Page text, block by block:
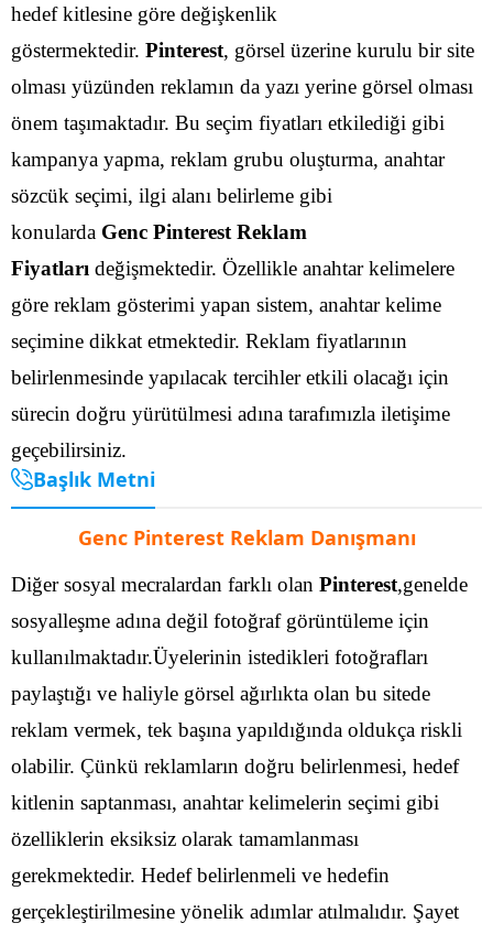
hedef kitlesine göre değişkenlik
göstermektedir. Pinterest, görsel üzerine kurulu bir site
olması yüzünden reklamın da yazı yerine görsel olması
önem taşımaktadır. Bu seçim fiyatları etkilediği gibi
kampanya yapma, reklam grubu oluşturma, anahtar
sözcük seçimi, ilgi alanı belirleme gibi
konularda Genc Pinterest Reklam
Fiyatları değişmektedir. Özellikle anahtar kelimelere
göre reklam gösterimi yapan sistem, anahtar kelime
seçimine dikkat etmektedir. Reklam fiyatlarının
belirlenmesinde yapılacak tercihler etkili olacağı için
sürecin doğru yürütülmesi adına tarafımızla iletişime
geçebilirsiniz.
Başlık Metni
Genc Pinterest Reklam Danışmanı
Diğer sosyal mecralardan farklı olan Pinterest,genelde
sosyalleşme adına değil fotoğraf görüntüleme için
kullanılmaktadır.Üyelerinin istedikleri fotoğrafları
paylaştığı ve haliyle görsel ağırlıkta olan bu sitede
reklam vermek, tek başına yapıldığında oldukça riskli
olabilir. Çünkü reklamların doğru belirlenmesi, hedef
kitlenin saptanması, anahtar kelimelerin seçimi gibi
özelliklerin eksiksiz olarak tamamlanması
gerekmektedir. Hedef belirlenmeli ve hedefin
gerçekleştirilmesine yönelik adımlar atılmalıdır. Şayet